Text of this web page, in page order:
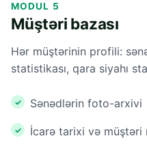
MODUL 5
Müştəri bazası
Hər müştərinin profili:
statistikası, qara siyahı
Sənədlərin foto-arxivi
İcarə tarixi və müştəri